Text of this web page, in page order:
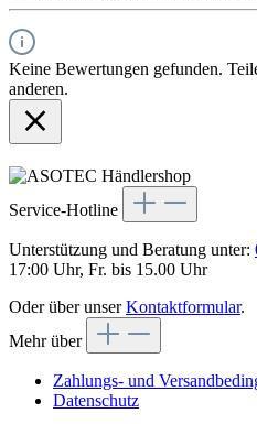
Keine Bewertungen gefunden.
anderen.
Service-Hotline
Unterstützung und Beratung unter:
17:00 Uhr, Fr. bis 15.00 Uhr
Oder über unserKontaktformular.
Mehr über
Zahlungs- und
Datenschutz